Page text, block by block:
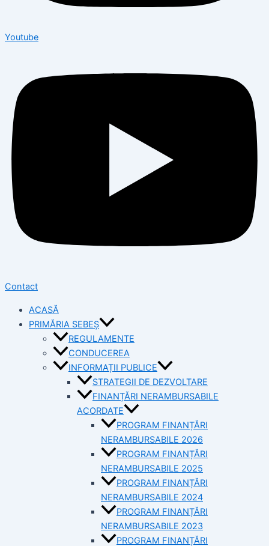
Youtube
Contact
ACASĂ
PRIMĂRIA SEBEȘ
REGULAMENTE
CONDUCEREA
INFORMAȚII PUBLICE
STRATEGII DE DEZVOLTARE
FINANȚĂRI NERAMBURSABILE
ACORDATE
PROGRAM FINANȚĂRI
NERAMBURSABILE 2026
PROGRAM FINANȚĂRI
NERAMBURSABILE 2025
PROGRAM FINANȚĂRI
NERAMBURSABILE 2024
PROGRAM FINANȚĂRI
NERAMBURSABILE 2023
PROGRAM FINANȚĂRI